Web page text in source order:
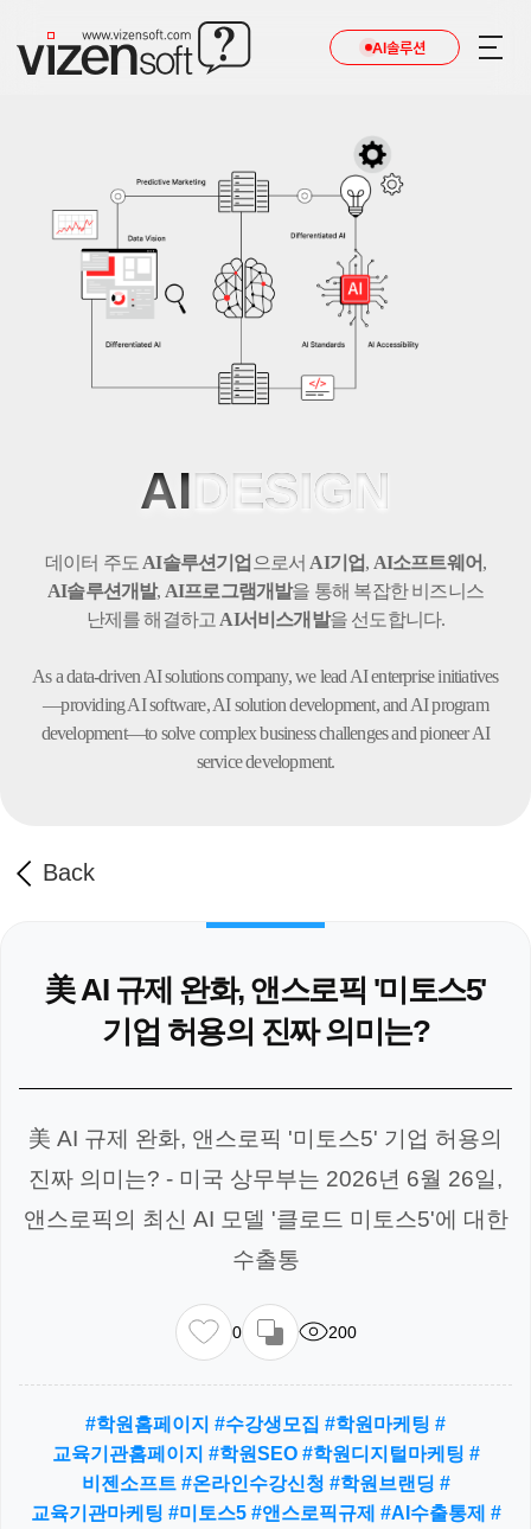
AI솔루션
AIDESIGN
데이터 주도 AI솔루션기업 으로서 AI기업, AI소프트웨어,
AI솔루션개발, AI프로그램개발을 통해 복잡한 비즈니스
난제를 해결하고 AI서비스개발을 선도합니다.
As a data-driven AI solutions company, we lead AI enterprise initiatives
—providing AI software,AI solution development, and AI program
development—to solve complex business challengesand pioneer AI
service development.
Back
美 AI 규제 완화, 앤스로픽 '미토스5'
기업 허용의 진짜 의미는?
美 AI 규제 완화, 앤스로픽 '미토스5' 기업 허용의
진짜 의미는? - 미국 상무부는 2026년 6월 26일,
앤스로픽의 최신 AI 모델 '클로드 미토스5'에 대한
수출통
0 200
#학원홈페이지 #수강생모집 #학원마케팅 #
교육기관홈페이지 #학원SEO #학원디지털마케팅 #
비젠소프트 #온라인수강신청 #학원브랜딩 #
교육기관마케팅 #미토스5 #앤스로픽규제 #AI수출통제 #